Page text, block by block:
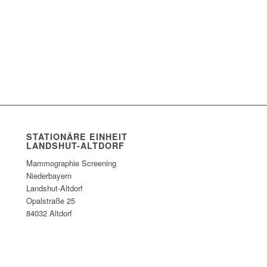
STATIONÄRE EINHEIT
LANDSHUT-ALTDORF
Mammographie Screening
Niederbayern
Landshut-Altdorf
Opalstraße 25
84032 Altdorf